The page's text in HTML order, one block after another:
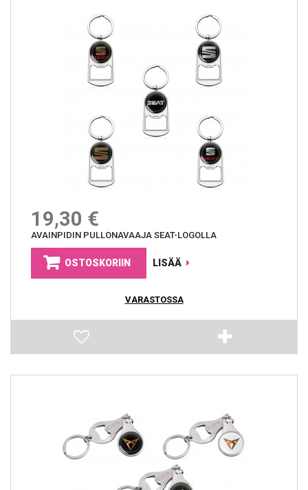
19,30 €
AVAINPIDIN PULLONAVAAJA SEAT-LOGOLLA
OSTOSKORIIN LISÄÄ
VARASTOSSA